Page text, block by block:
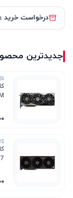
درخواست خرید
جدیدترین